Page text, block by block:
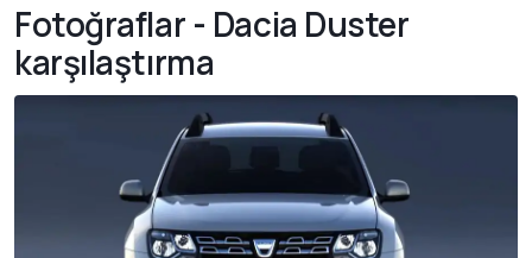
Fotoğraflar - Dacia Duster
karşılaştırma